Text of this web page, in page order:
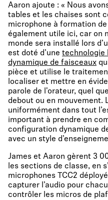
Aaron ajoute : « Nous
tables et les chaises sont
microphone à formation
également utile ici, car on
monde sera installé lors
est doté d’une technologie
dynamique de faisceaux
pièce et utilise le
localiser et mettre en
parole de l'orateur, quel
debout ou en mouvement.
uniformément dans tout
important à prendre en
configuration dynamique
avec un style
James et Aaron gèrent 3
les sections de classe, en
microphones TCC2
capturer l’audio pour
contrôler les micros de